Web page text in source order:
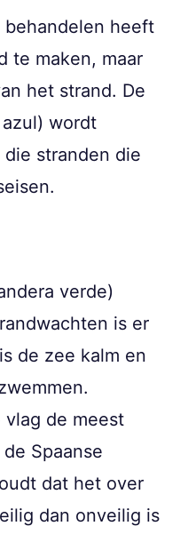
heeft
te maken, maar
het strand. De
wordt
stranden die
verde)
is er
de zee kalm en
vlag de meest
Spaanse
dat het over
dan onveilig is